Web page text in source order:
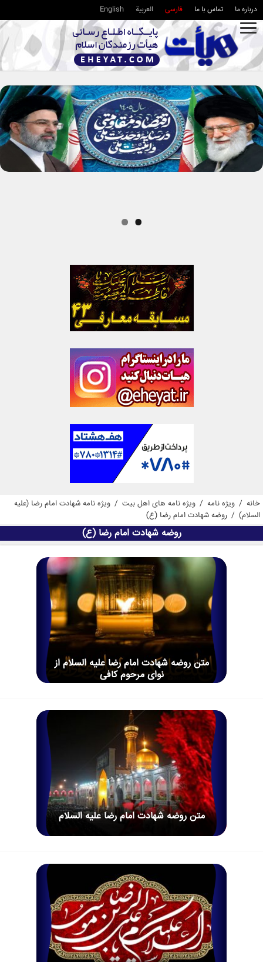
درباره ما تماس با ما فارسی العربية English
خانه / ویژه نامه / ویژه نامه های اهل بیت / ویژه نامه شهادت امام رضا (علیه
السلام) / روضه شهادت امام رضا (ع)
روضه شهادت امام رضا (ع)
متن روضه شهادت امام رضا علیه السلام از
نوای مرحوم کافی
متن روضه شهادت امام رضا علیه السلام